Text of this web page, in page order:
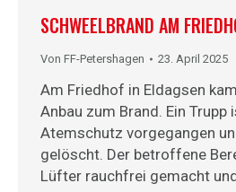
SCHWEELBRAND AM
Von FF-Petershagen 23. April 2025
Am Friedhof in Eldagsen
Anbau zum Brand. Ein
Atemschutz vorgegangen
gelöscht. Der betroffene
Lüfter rauchfrei gemacht